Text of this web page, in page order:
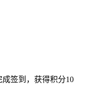
成签到，获得积分10